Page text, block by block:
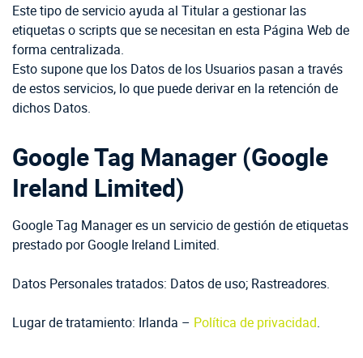
Este tipo de servicio ayuda al Titular a gestionar las
etiquetas o scripts que se necesitan en esta Página Web de
forma centralizada.
Esto supone que los Datos de los Usuarios pasan a través
de estos servicios, lo que puede derivar en la retención de
dichos Datos.
Google Tag Manager (Google
Ireland Limited)
Google Tag Manager es un servicio de gestión de etiquetas
prestado por Google Ireland Limited.
Datos Personales tratados: Datos de uso; Rastreadores.
Lugar de tratamiento: Irlanda – Política de privacidad.